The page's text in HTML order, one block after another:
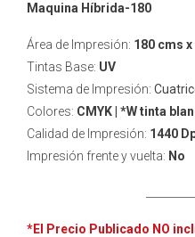
Maquina Híbrida-180
Área de Impresión: 180 cms x
Tintas Base: UV
Sistema de Impresión:
Colores: CMYK | *W tinta
Calidad de Impresión: 1440
Impresión frente y vuelta: No
*El Precio Publicado NO